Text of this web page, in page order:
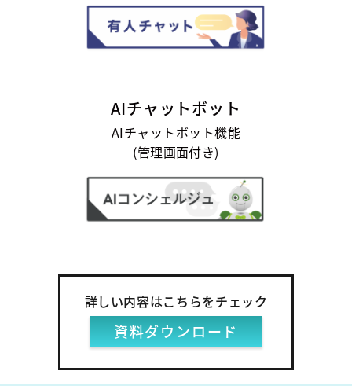
AIチャットボット
AIチャットボット機能
(管理画面付き)
詳しい内容はこちらをチェック
資料ダウンロード